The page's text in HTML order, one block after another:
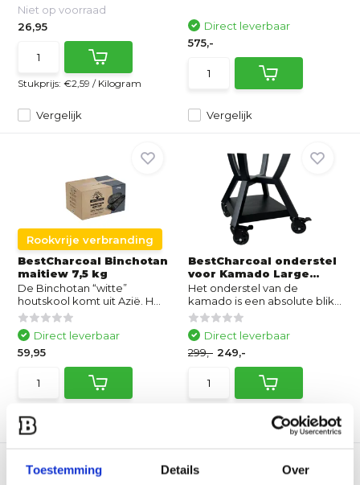
Toestemming Details Over
Vergelijk
Niet op voorraad
26,95
Stukprijs:€2,59 / Kilogram
Vergelijk
Direct leverbaar
575,-
Rookvrije verbranding
BestCharcoal Binchotan
maitiew 7,5 kg
De Binchotan “witte”
houtskool komt uit Azië. H...
Vergelijk
Direct leverbaar
59,95
BestCharcoal onderstel
voor Kamado Large...
Het onderstel van de
kamado is een absolute blik...
Direct leverbaar
299,- 249,-